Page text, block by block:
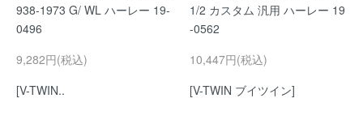
938-1973 G/ WL ハーレー 19-
0496
9,282円(税込)
[V-TWIN..
1/2 カスタム 汎用 ハーレー 19
-0562
10,447円(税込)
[V-TWIN ブイツイン]